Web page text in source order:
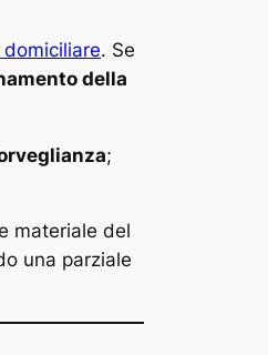
. Se
della
;
materiale del
una parziale